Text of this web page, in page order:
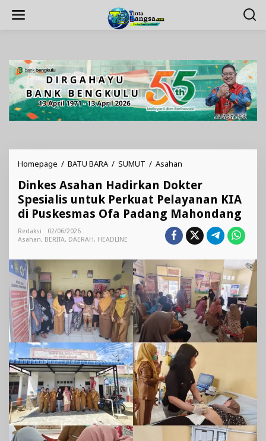
Homepage / BATU BARA / SUMUT / Asahan
Hadirkan
Dokter
Spesialis
untuk
Perkuat
Pelayanan
di
Puskesmas
Ofa
Padang
Mahondang
Dinkes Asahan Hadirkan Dokter
Spesialis untuk Perkuat Pelayanan KIA
di Puskesmas Ofa Padang Mahondang
Redaksi
02/06/2026
Asahan, BERITA, DAERAH, HEADLINE